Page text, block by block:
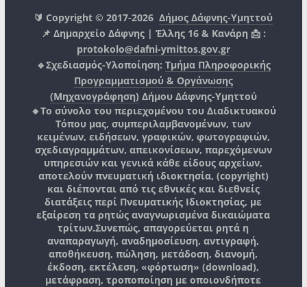
🔰 Copyright © 2017-2026Δήμος Δάφνης-Υμηττού
📌 Δημαρχείο Δάφνης | Έλλης 16 & Κανάρη 📩 :
protokolo@dafni-ymittos.gov.gr
🔹Σχεδιασμός-Υλοποίηση: Τμήμα Πληροφορικής
Προγραμματισμού & Οργάνωσης
(Μηχανογράφηση) Δήμου Δάφνης-Υμηττού
🔸Το σύνολο του περιεχομένου του Διαδικτυακού
Τόπου μας, συμπεριλαμβανομένων, των
κειμένων, ειδήσεων, γραφικών, φωτογραφιών,
σχεδιαγραμμάτων, απεικονίσεων, παρεχόμενων
υπηρεσιών και γενικά κάθε είδους αρχείων,
αποτελούν πνευματική ιδιοκτησία, (copyright)
και διέπονται από τις εθνικές και διεθνείς
διατάξεις περί Πνευματικής Ιδιοκτησίας, με
εξαίρεση τα ρητώς αναγνωρισμένα δικαιώματα
τρίτων.Συνεπώς, απαγορεύεται ρητά η
αναπαραγωγή, αναδημοσίευση, αντιγραφή,
αποθήκευση, πώληση, μετάδοση, διανομή,
έκδοση, εκτέλεση, «φόρτωση» (download),
μετάφραση, τροποποίηση με οποιονδήποτε